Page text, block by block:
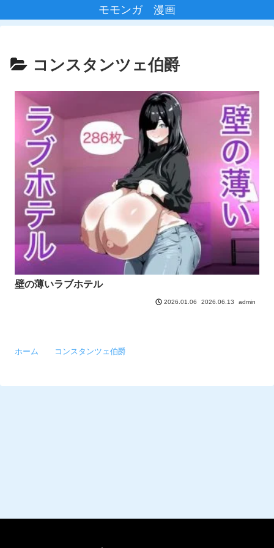
モモンガ 漫画
コンスタンツェ伯爵
壁の薄いラブホテル
2026.01.06 2026.06.13 admin
ホーム コンスタンツェ伯爵